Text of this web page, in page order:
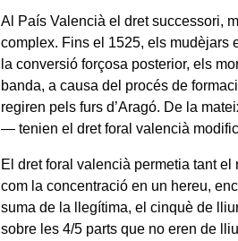
Al País Valencià el dret successori,
complex. Fins el 1525, els mudèjars
la conversió forçosa posterior, els
banda, a causa del procés de
regiren pels furs d’Aragó. De la
— tenien el dret foral valencià
El dret foral valencià permetia tant
com la concentració en un hereu,
suma de la llegítima, el cinquè de
sobre les 4/5 parts que no eren de